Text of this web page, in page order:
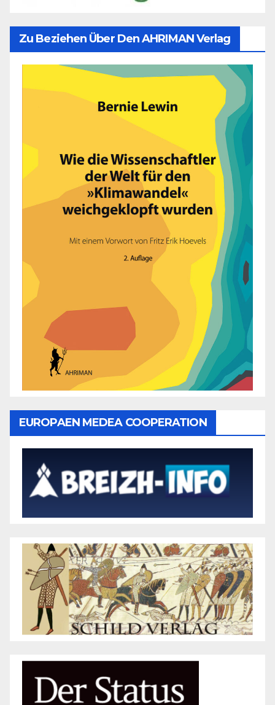
Zu Beziehen Über Den AHRIMAN Verlag
EUROPAEN MEDEA COOPERATION